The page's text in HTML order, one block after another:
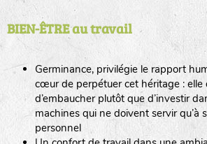
BIEN-ÊTRE au travail
Germinance, privilégie le rapport
cœur de perpétuer cet héritage : elle
d’embaucher plutôt que d’investir
machines qui ne doivent servir qu’à
personnel